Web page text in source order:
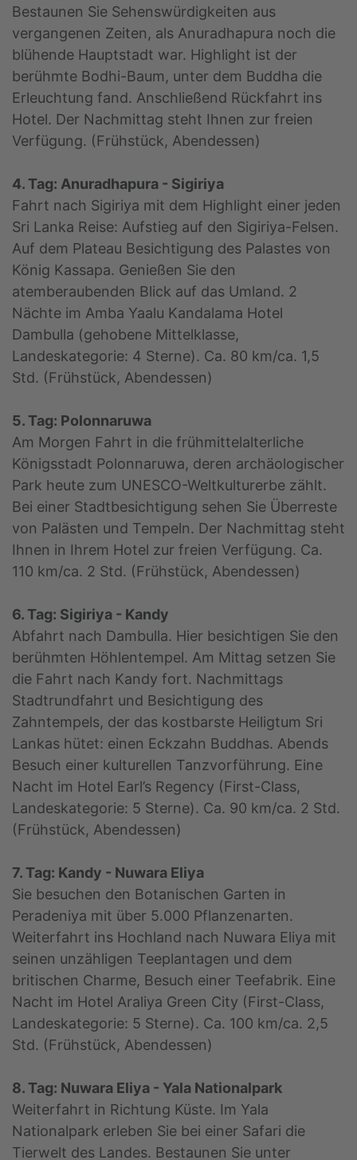
Bestaunen Sie Sehenswürdigkeiten aus
vergangenen Zeiten, als Anuradhapura noch die
blühende Hauptstadt war. Highlight ist der
berühmte Bodhi-Baum, unter dem Buddha die
Erleuchtung fand. Anschließend Rückfahrt ins
Hotel. Der Nachmittag steht Ihnen zur freien
Verfügung. (Frühstück, Abendessen)
4. Tag: Anuradhapura - Sigiriya
Fahrt nach Sigiriya mit dem Highlight einer jeden
Sri Lanka Reise: Aufstieg auf den Sigiriya-Felsen.
Auf dem Plateau Besichtigung des Palastes von
König Kassapa. Genießen Sie den
atemberaubenden Blick auf das Umland. 2
Nächte im Amba Yaalu Kandalama Hotel
Dambulla (gehobene Mittelklasse,
Landeskategorie: 4 Sterne). Ca. 80 km/ca. 1,5
Std. (Frühstück, Abendessen)
5. Tag: Polonnaruwa
Am Morgen Fahrt in die frühmittelalterliche
Königsstadt Polonnaruwa, deren archäologischer
Park heute zum UNESCO-Weltkulturerbe zählt.
Bei einer Stadtbesichtigung sehen Sie Überreste
von Palästen und Tempeln. Der Nachmittag steht
Ihnen in Ihrem Hotel zur freien Verfügung. Ca.
110 km/ca. 2 Std. (Frühstück, Abendessen)
6. Tag: Sigiriya - Kandy
Abfahrt nach Dambulla. Hier besichtigen Sie den
berühmten Höhlentempel. Am Mittag setzen Sie
die Fahrt nach Kandy fort. Nachmittags
Stadtrundfahrt und Besichtigung des
Zahntempels, der das kostbarste Heiligtum Sri
Lankas hütet: einen Eckzahn Buddhas. Abends
Besuch einer kulturellen Tanzvorführung. Eine
Nacht im Hotel Earl’s Regency (First-Class,
Landeskategorie: 5 Sterne). Ca. 90 km/ca. 2 Std.
(Frühstück, Abendessen)
7. Tag: Kandy - Nuwara Eliya
Sie besuchen den Botanischen Garten in
Peradeniya mit über 5.000 Pflanzenarten.
Weiterfahrt ins Hochland nach Nuwara Eliya mit
seinen unzähligen Teeplantagen und dem
britischen Charme, Besuch einer Teefabrik. Eine
Nacht im Hotel Araliya Green City (First-Class,
Landeskategorie: 5 Sterne). Ca. 100 km/ca. 2,5
Std. (Frühstück, Abendessen)
8. Tag: Nuwara Eliya - Yala Nationalpark
Weiterfahrt in Richtung Küste. Im Yala
Nationalpark erleben Sie bei einer Safari die
Tierwelt des Landes. Bestaunen Sie unter